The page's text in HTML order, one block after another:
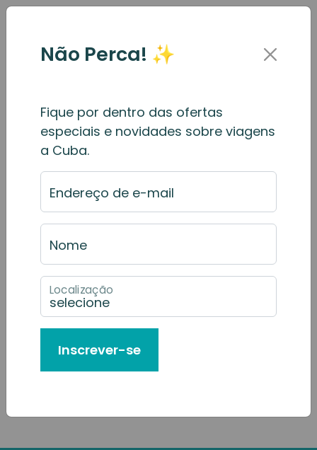
Consulte Sua Reserva
Insira o código da reserva e o e-mail utilizado
no momento da compra para acessar os
detalhes da sua reserva.
Código da reserva ou da viagem
Digite seu e-mail
Enviar
Não Perca! ✨
Fique por dentro das ofertas
especiais e novidades sobre viagens
a Cuba.
Endereço de e-mail
Nome
Localização
Inscrever-se